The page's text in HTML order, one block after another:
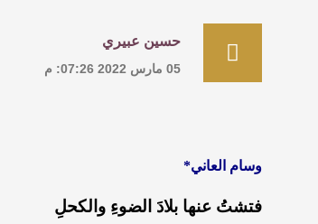
حسين عبيري
05 مارس 2022 07:26: م
وسام العاني*
‏فتشتُ عنها بلادَ الضوءِ والكحلِ